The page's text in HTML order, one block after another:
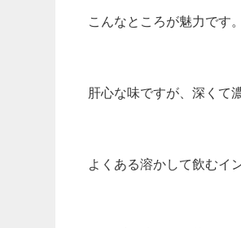
こんなところが魅力です。
肝心な味ですが、深くて
よくある溶かして飲むイ